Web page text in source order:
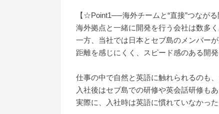
【☆Point1──海外チームと“直接”つながる
海外拠点と一緒に開発を行う会社は数多
一方、当社では日本とセブ島のメンバー
距離を感じにくく、スピード感のある開発
仕事の中で自然と英語に触れられるのも、
入社後はセブ島での研修や英会話研修も
実際に、入社時は英語に慣れていなかっ